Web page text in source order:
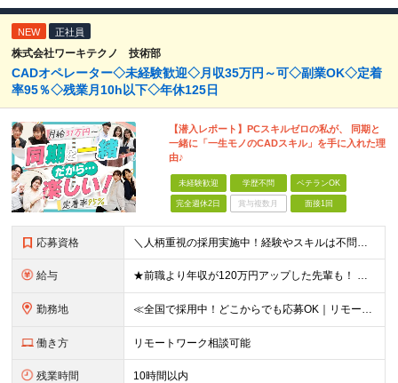
NEW 正社員
株式会社ワーキテクノ 技術部
CADオペレーター◇未経験歓迎◇月収35万円～可◇副業OK◇定着
率95％◇残業月10h以下◇年休125日
【潜入レポート】PCスキルゼロの私が、 同期と
一緒に「一生モノのCADスキル」を手に入れた理
由♪
未経験歓迎 学歴不問 ベテランOK
完全週休2日 賞与複数月 面接1回
応募資格 ＼人柄重視の採用実施中！経験やスキルは不問です／ ★正社員デビューも歓迎★未経験OK★第二新卒歓迎★学歴不問 ◎20代～30代の若手中心に活躍中 ◎U/Iターンも歓迎 ◎転居を伴う転勤なし ◎家族の
給与 ★前職より年収が120万円アップした先輩も！ ★年収500万円可能 ■月給30万円～80万円＋各種手当（経験者） ■月給26万2000円～36万円＋各種手当（未経験者/首都圏） ※首都圏以外の未経
勤務地 ≪全国で採用中！どこからでも応募OK｜リモートワークあり≫ ★大阪・東京・名古屋・福岡への引っ越し補助制度あり ★会社都合の転居を伴う転勤はなし ‥‥━━━━━━ ご自宅から通いやすいエリアや希望す
働き方 リモートワーク相談可能
残業時間 10時間以内